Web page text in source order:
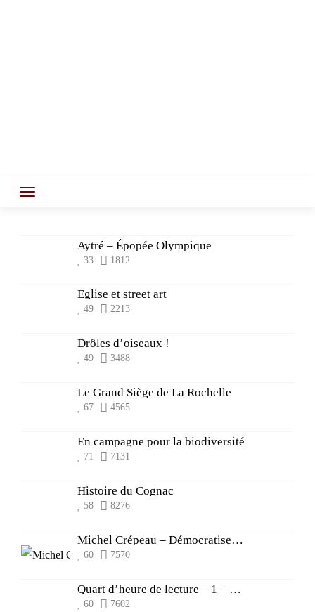
Aytré – Épopée Olympique
33 1812
Eglise et street art
49 2213
Drôles d’oiseaux !
49 3488
Le Grand Siège de La Rochelle
67 4565
En campagne pour la biodiversité
71 7131
Histoire du Cognac
58 8276
Michel Crépeau – Démocratiser la culture
60 7570
Quart d’heure de lecture – 1 – Patrimoine
60 7602